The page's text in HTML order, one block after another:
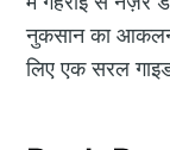
नुकसान का
लिए एक सरल